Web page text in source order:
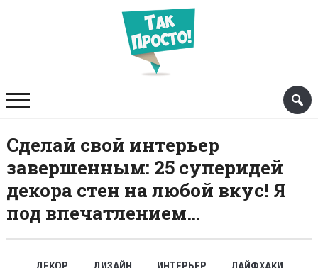
Сделай свой интерьер
завершенным: 25 суперидей
декора стен на любой вкус! Я
под впечатлением…